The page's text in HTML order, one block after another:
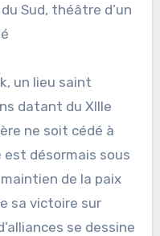
Sud, théâtre d’un
un lieu saint
datant du XIIIe
ne soit cédé à
est désormais sous
de la paix
sa victoire sur
se dessine